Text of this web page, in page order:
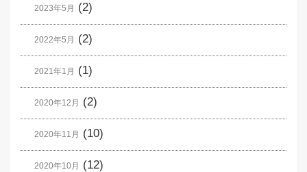
2023年5月 (2)
2022年5月 (2)
2021年1月 (1)
2020年12月 (2)
2020年11月 (10)
2020年10月 (12)